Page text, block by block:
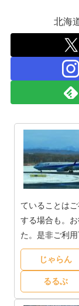
北海
ていることは
する場合も。
た。是非ご利用
じゃらん
るるぶ